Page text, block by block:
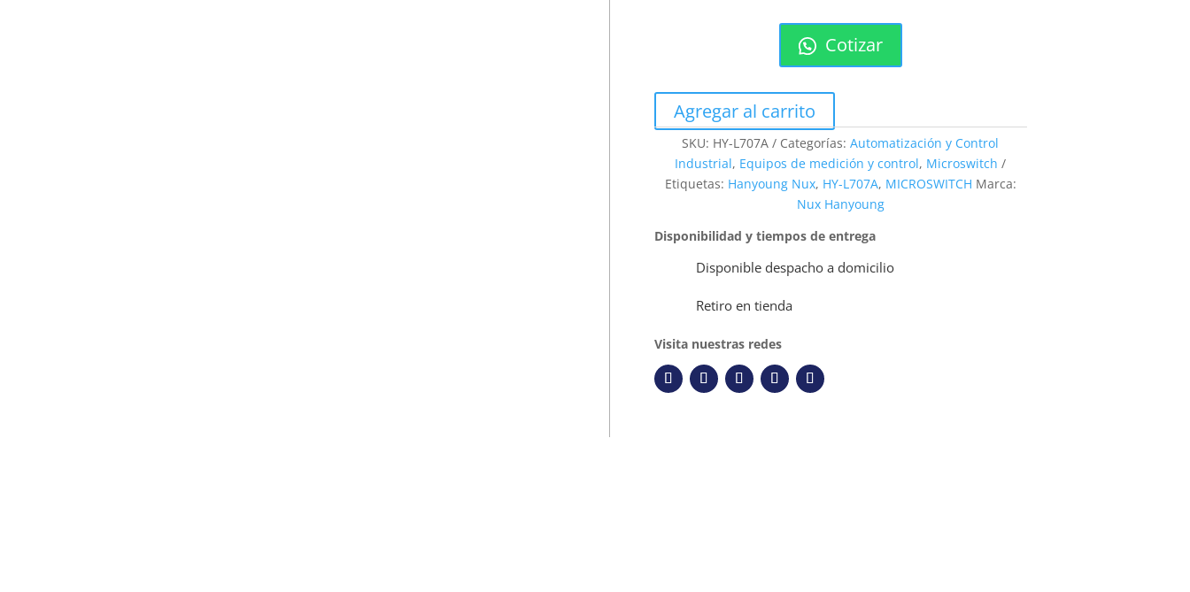
Cotizar
Agregar al carrito
SKU: HY-L707A Categorías:Automatización y Control
Industrial, Equipos de medición y control, Microswitch
Etiquetas: Hanyoung Nux, HY-L707A, MICROSWITCH Marca:
Nux Hanyoung
Disponibilidad y tiempos de entrega
Disponible despacho a domicilio
Retiro en tienda
Visita nuestras redes